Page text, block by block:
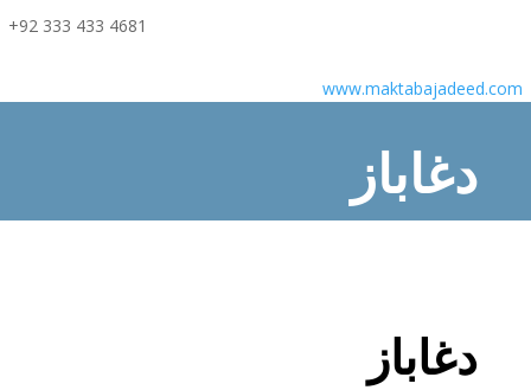
+92 333 433 4681
www.maktabajadeed.com
دغاباز
دغاباز